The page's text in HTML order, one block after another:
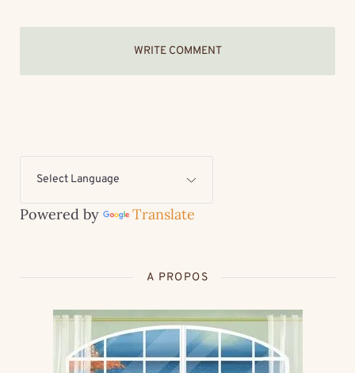
WRITE COMMENT
Powered by Translate
A PROPOS